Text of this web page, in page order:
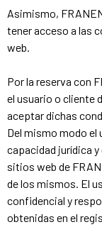
Asimismo,
tener acceso a las
web.
Por la reserva con
el usuario o cliente
aceptar dichas
Del mismo modo el
capacidad jurídica y
sitios web de
de los mismos. El
confidencial y
obtenidas en el